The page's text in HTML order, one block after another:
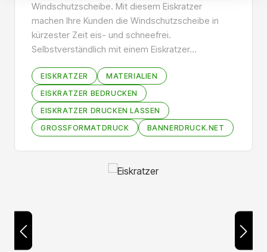
Windschutzscheibe. Mit diesem Eiskratzer
machen Ihre Kunden die Windschutzscheibe in
kürzester Zeit eis- und schneefrei.
Selbstverständlich mit einem Eiskratzer…
EISKRATZER
MATERIALIEN
EISKRATZER BEDRUCKEN
EISKRATZER DRUCKEN LASSEN
GROSSFORMATDRUCK
BANNERDRUCK.NET
Bildergalerie überspringen